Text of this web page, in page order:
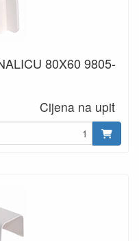
80X60 9805-
Cijena na upit